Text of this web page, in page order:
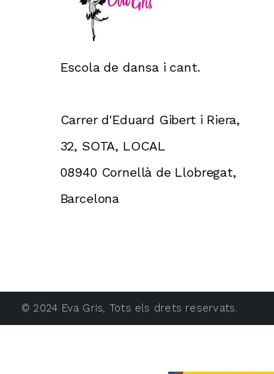
Escola de dansa i cant.
Carrer d'Eduard Gibert i Riera,
32, SOTA, LOCAL
08940 Cornellà de Llobregat,
Barcelona
© 2024 Eva Gris, Tots els drets reservats.